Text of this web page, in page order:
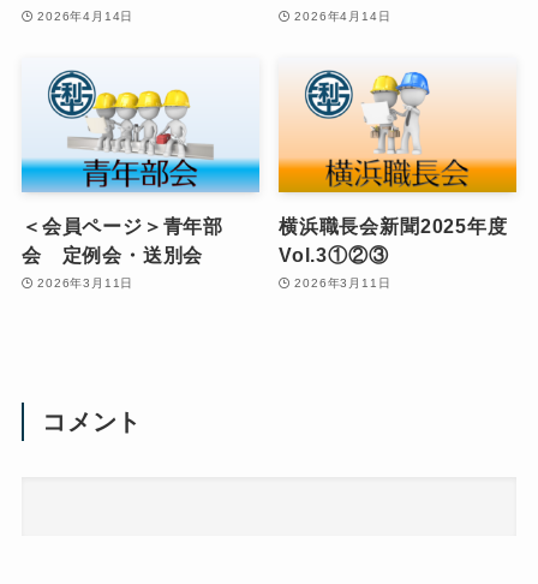
2026年4月14日 2026年4月14日
＜会員ページ＞青年部
会 定例会・送別会
2026年3月11日
横浜職長会新聞2025年度
Vol.3①②③
2026年3月11日
コメント